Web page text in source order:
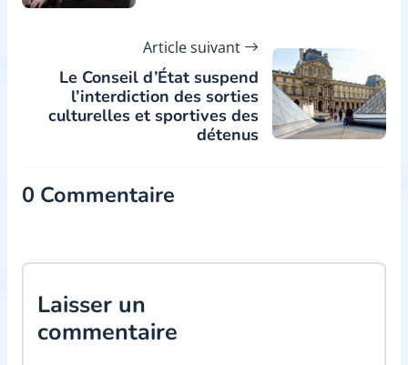
Article suivant
Le Conseil d’État suspend
l’interdiction des sorties
culturelles et sportives des
détenus
0 Commentaire
Laisser un
commentaire